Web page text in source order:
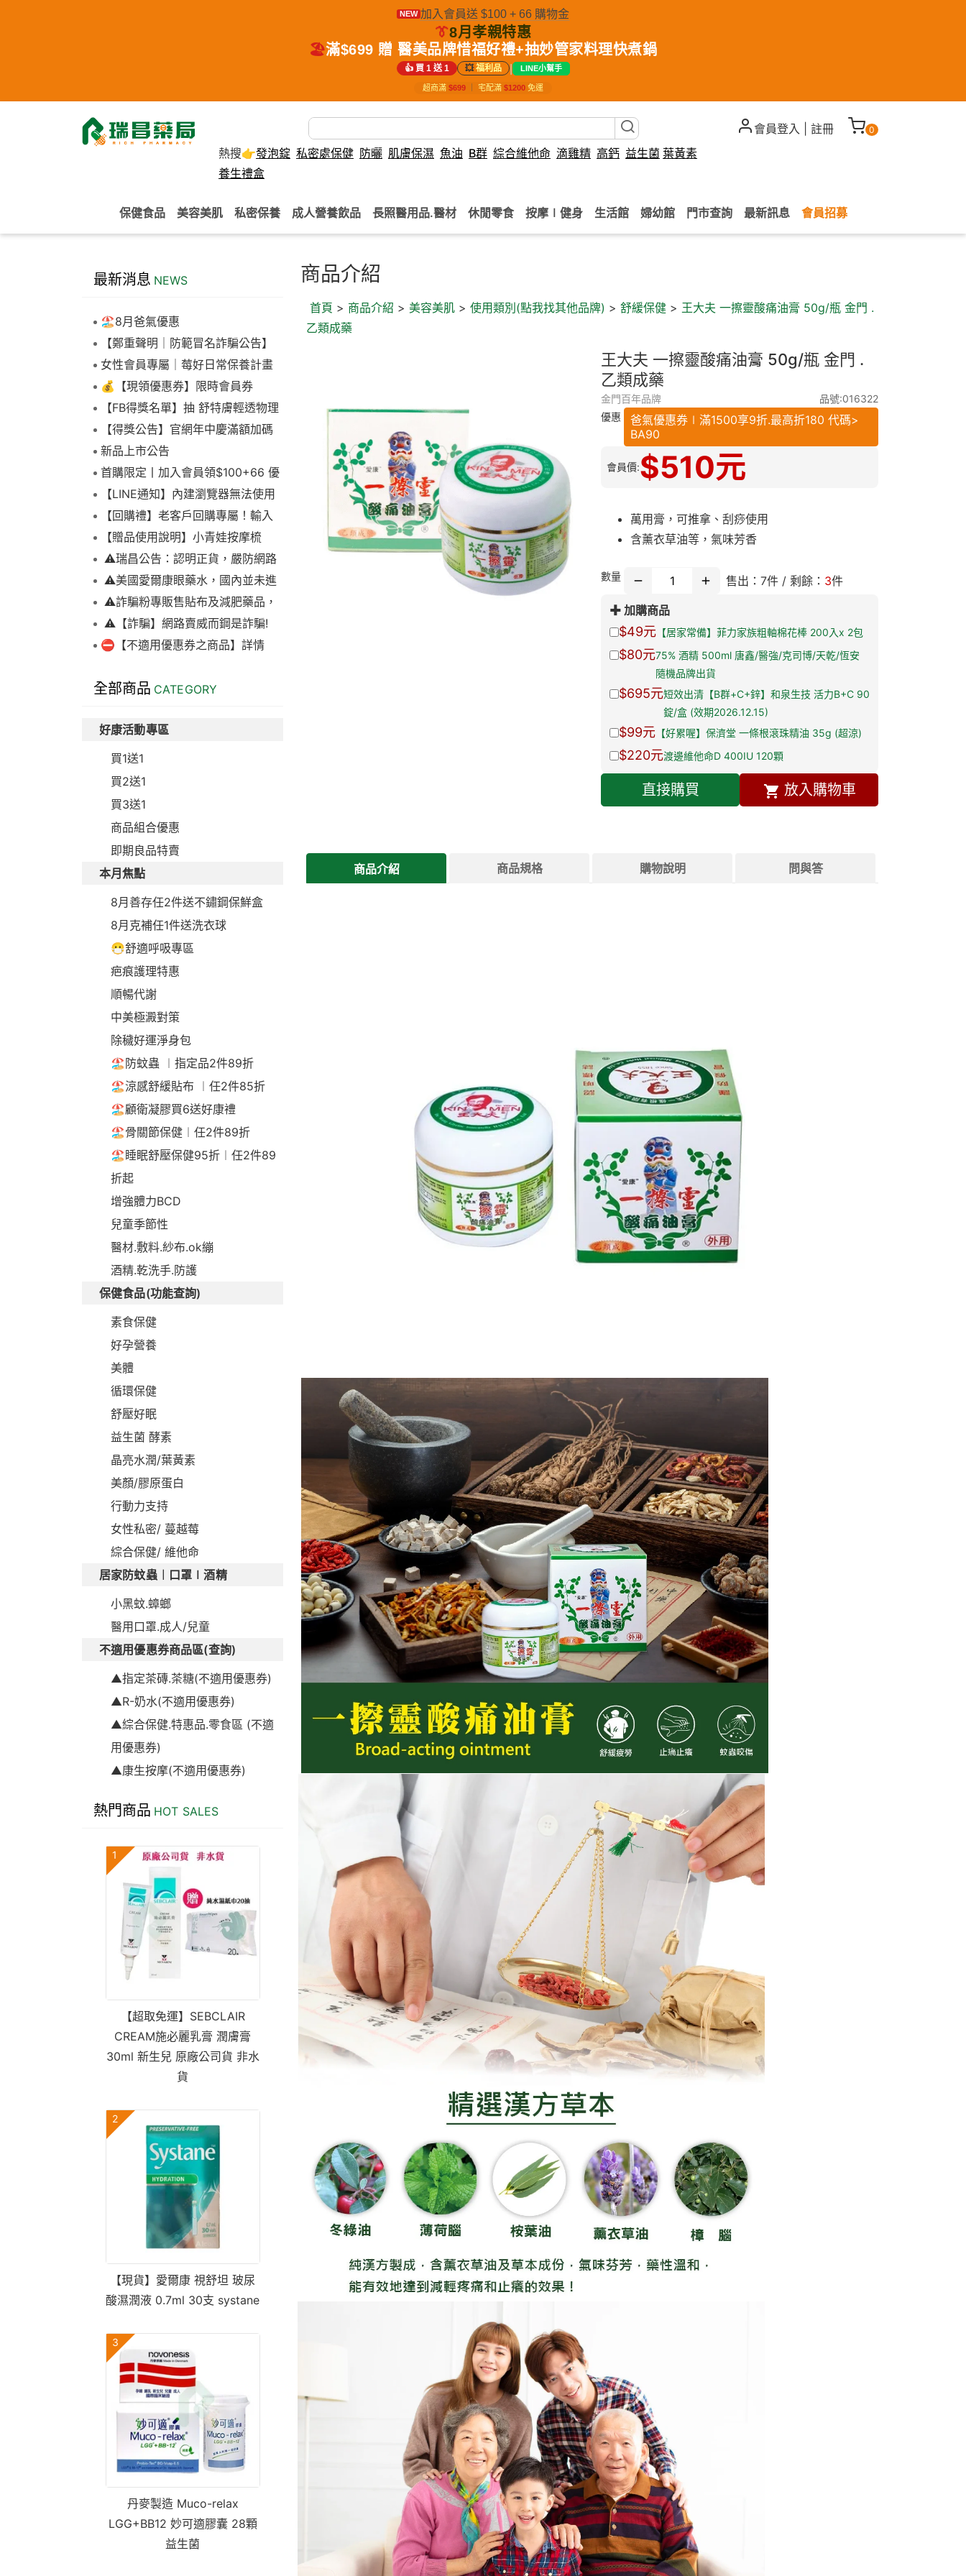
NEW 加入會員送 $100 + 66 購物金
👔8月孝親特惠
🏖️滿$699 贈 醫美品牌惜福好禮+抽妙管家料理快煮鍋
👍 買 1 送 1 💥福利品 | LINE小幫手
超商滿 $699 宅配滿 $1200 免運
熱搜👉發泡錠 私密處保健 防曬 肌膚保濕 魚油 B群 綜合維他命 滴雞精 高鈣 益生菌 葉黃素
養生禮盒
會員登入 註冊 0
保健食品 美容美肌 私密保養 成人營養飲品 長照醫用品.醫材 休閒零食 按摩∣健身 生活館 婦幼館 門市查詢 最新訊息 會員招募
最新消息 NEWS
🏖️8月爸氣優惠
【鄭重聲明｜防範冒名詐騙公告】
女性會員專屬｜莓好日常保養計畫
💰【現領優惠券】限時會員券
【FB得獎名單】抽 舒特膚輕透物理
低敏防曬霜乙名(8/4報到截止)
【得獎公告】官網年中慶滿額加碼
抽FIKA蒸煮料理組2名(7/31截止)
新品上市公告
首購限定丨加入會員領$100+66 優
惠！【LINE通知】內建瀏覽器無法使用
下拉選單
【回購禮】老客戶回購專屬！輸入
折扣碼現折$100
【贈品使用說明】小青娃按摩梳
⚠️瑞昌公告：認明正貨，嚴防網路
詐騙⚠️美國愛爾康眼藥水，國內並未進
口販售
⚠️詐騙粉專販售貼布及減肥藥品，
請勿上當，請查明來源! 非瑞昌藥局
販售!
⚠️【詐騙】網路賣威而鋼是詐騙!
⛔【不適用優惠券之商品】詳情
全部商品 CATEGORY
好康活動專區
買1送1
買2送1
買3送1
商品組合優惠
即期良品特賣
本月焦點
8月善存任2件送不鏽鋼保鮮盒
8月克補任1件送洗衣球
😷舒適呼吸專區
疤痕護理特惠
順暢代謝
中美極澱對策
除穢好運淨身包
🏖️防蚊蟲 ︱指定品2件89折
🏖️涼感舒緩貼布 ︱任2件85折
🏖️顧衛凝膠買6送好康禮
🏖️骨關節保健︱任2件89折
🏖️睡眠舒壓保健95折︱任2件89
折起
增強體力BCD
兒童季節性
醫材.敷料.紗布.ok繃
酒精.乾洗手.防護
保健食品(功能查詢)
素食保健
好孕營養
美體
循環保健
舒壓好眠
益生菌 酵素
晶亮水潤/葉黃素
美顏/膠原蛋白
行動力支持
女性私密/ 蔓越莓
綜合保健/ 維他命
居家防蚊蟲︱口罩∣酒精
小黑蚊.蟑螂
醫用口罩.成人/兒童
不適用優惠券商品區(查詢)
▲指定茶磚.茶糖(不適用優惠券)
▲R-奶水(不適用優惠券)
▲綜合保健.特惠品.零食區 (不適
用優惠券)
▲康生按摩(不適用優惠券)
熱門商品 HOT SALES
1
【超取免運】SEBCLAIR
CREAM施必麗乳膏 潤膚膏
30ml 新生兒 原廠公司貨 非水
貨
2
【現貨】愛爾康 視舒坦 玻尿
酸濕潤液 0.7ml 30支 systane
3
丹麥製造 Muco-relax
LGG+BB12 妙可適膠囊 28顆
益生菌
商品介紹
首頁 > 商品介紹 > 美容美肌 > 使用類別(點我找其他品牌) > 舒緩保健 > 王大夫 一擦靈酸痛油膏 50g/瓶 金門 .
乙類成藥
王大夫 一擦靈酸痛油膏 50g/瓶 金門 .
乙類成藥
金門百年品牌 品號:016322
會員價:$510元
優惠
爸氣優惠券∣滿1500享9折.最高折180 代碼>
BA90
萬用膏，可推拿、刮痧使用
含薰衣草油等，氣味芳香
數量 售出： 7件 / 剩餘： 3件
加購商品
$49元 【居家常備】菲力家族粗軸棉花棒 200入x 2包
$80元75% 酒精 500ml 唐鑫/醫強/克司博/天乾/恆安
隨機品牌出貨
$695元短效出清【B群+C+鋅】和泉生技 活力B+C 90
錠/盒 (效期2026.12.15)
$99元 【好累喔】保濟堂 一條根滾珠精油 35g (超涼)
$220元渡邊維他命D 400IU 120顆
直接購買 放入購物車
商品介紹 商品規格 購物說明 問與答